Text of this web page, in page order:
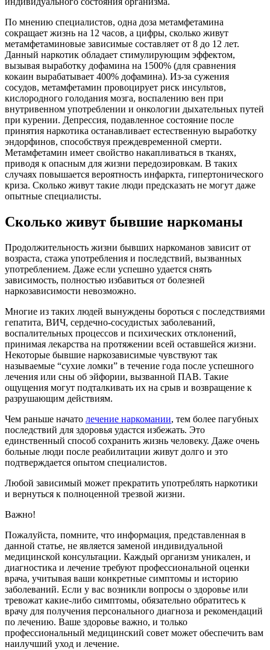
По мнению специалистов, одна доза метамфетамина
сокращает жизнь на 12 часов, а цифры, сколько живут
метамфетаминовые зависимые составляет от 8 до 12 лет.
Данный наркотик обладает стимулирующим эффектом,
вызывая выработку дофамина на 1500% (для сравнения
кокаин вырабатывает 400% дофамина). Из-за сужения
сосудов, метамфетамин провоцирует риск инсультов,
кислородного голодания мозга, воспалению вен при
внутривенном употреблении и онкологии дыхательных путей
при курении. Депрессия, подавленное состояние после
принятия наркотика останавливает естественную выработку
эндорфинов, способствуя преждевременной смерти.
Метамфетамин имеет свойство накапливаться в тканях,
приводя к опасным для жизни передозировкам. В таких
случаях повышается вероятность инфаркта, гипертонического
криза. Сколько живут такие люди предсказать не могут даже
опытные специалисты.
Сколько живут бывшие наркоманы
Продолжительность жизни бывших наркоманов зависит от
возраста, стажа употребления и последствий, вызванных
употреблением. Даже если успешно удается снять
зависимость, полностью избавиться от болезней
наркозависимости невозможно.
Многие из таких людей вынуждены бороться с последствиями
гепатита, ВИЧ, сердечно-сосудистых заболеваний,
воспалительных процессов и психических отклонений,
принимая лекарства на протяжении всей оставшейся жизни.
Некоторые бывшие наркозависимые чувствуют так
называемые “сухие ломки” в течение года после успешного
лечения или сны об эйфории, вызванной ПАВ. Такие
ощущения могут подталкивать их на срыв и возвращение к
разрушающим действиям.
Чем раньше начато лечение наркомании, тем более пагубных
последствий для здоровья удастся избежать. Это
единственный способ сохранить жизнь человеку. Даже очень
больные люди после реабилитации живут долго и это
подтверждается опытом специалистов.
Любой зависимый может прекратить употреблять наркотики
и вернуться к полноценной трезвой жизни.
Важно!
Пожалуйста, помните, что информация, представленная в
данной статье, не является заменой индивидуальной
медицинской консультации. Каждый организм уникален, и
диагностика и лечение требуют профессиональной оценки
врача, учитывая ваши конкретные симптомы и историю
заболеваний. Если у вас возникли вопросы о здоровье или
тревожат какие-либо симптомы, обязательно обратитесь к
врачу для получения персонального диагноза и рекомендаций
по лечению. Ваше здоровье важно, и только
профессиональный медицинский совет может обеспечить вам
наилучший уход и лечение.